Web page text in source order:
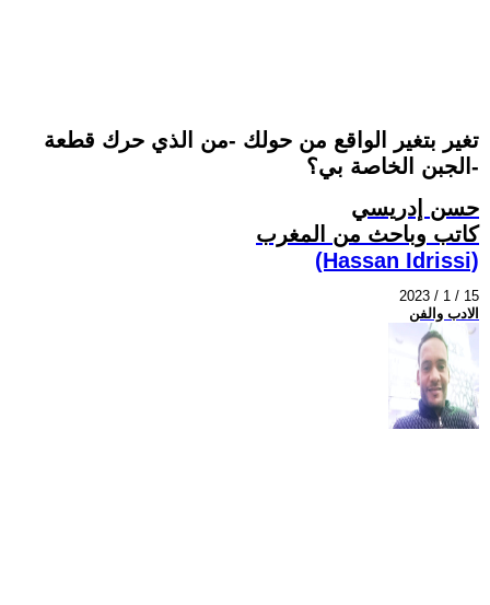
تغير بتغير الواقع من حولك -من الذي حرك قطعة
الجبن الخاصة بي؟-
حسن إدريسي
كاتب وباحث من المغرب
(Hassan Idrissi)
2023 / 1 / 15
الادب والفن